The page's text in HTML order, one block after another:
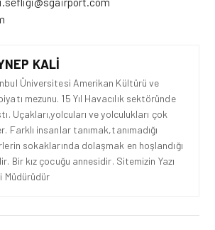
KALI
Üniversitesi Amerikan Kültürü ve
mezunu. 15 Yıl Havacılık sektöründe
Uçakları,yolcuları ve yolculukları çok
Farklı insanlar tanımak,tanımadığı
sokaklarında dolaşmak en hoşlandığı
Bir kız çocuğu annesidir. Sitemizin Yazı
Müdürüdür